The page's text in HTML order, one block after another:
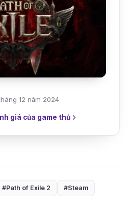
12 năm 2024
giá của game thủ
#Path of Exile 2 #Steam